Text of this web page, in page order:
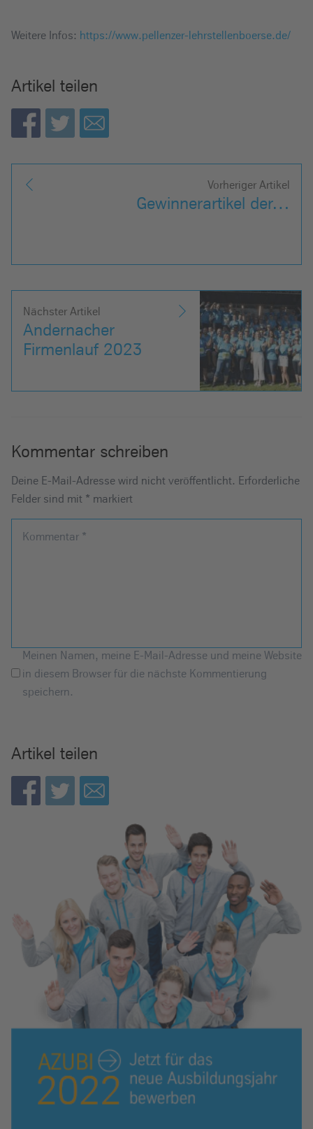
Weitere Infos: https://www.pellenzer-lehrstellenboerse.de/
Artikel teilen
Vorheriger Artikel
Gewinnerartikel der…
Nächster Artikel
Andernacher
Firmenlauf 2023
Kommentar schreiben
Deine E-Mail-Adresse wird nicht veröffentlicht. Erforderliche
Felder sind mit * markiert
Kommentar *
Meinen Namen, meine E-Mail-Adresse und meine Website
in diesem Browser für die nächste Kommentierung
speichern.
Artikel teilen